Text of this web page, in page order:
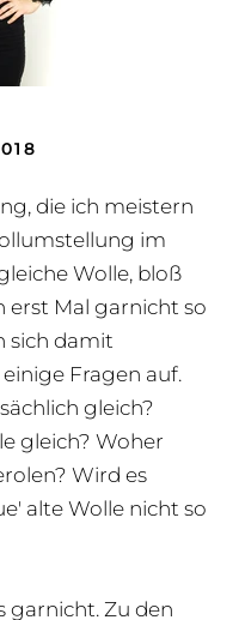
die ich meistern
im
Wolle, bloß
erst Mal garnicht so
sich damit
Fragen auf.
gleich?
gleich? Woher
Wird es
alte Wolle nicht so
garnicht. Zu den